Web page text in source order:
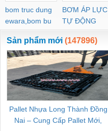
bom truc dung
ewara,bom bu
ewara
BƠM ÁP LỰC
TỰ ĐỘNG
Sản phẩm mới (147896)
Pallet Nhựa Long Thành Đồng
Nai – Cung Cấp Pallet Mới,